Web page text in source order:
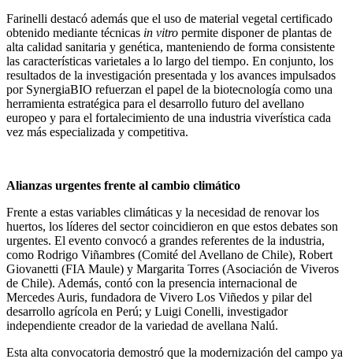
Farinelli destacó además que el uso de material vegetal certificado
obtenido mediante técnicas in vitro permite disponer de plantas de
alta calidad sanitaria y genética, manteniendo de forma consistente
las características varietales a lo largo del tiempo. En conjunto, los
resultados de la investigación presentada y los avances impulsados
por SynergiaBIO refuerzan el papel de la biotecnología como una
herramienta estratégica para el desarrollo futuro del avellano
europeo y para el fortalecimiento de una industria viverística cada
vez más especializada y competitiva.
Alianzas urgentes frente al cambio climático
Frente a estas variables climáticas y la necesidad de renovar los
huertos, los líderes del sector coincidieron en que estos debates son
urgentes. El evento convocó a grandes referentes de la industria,
como Rodrigo Viñambres (Comité del Avellano de Chile), Robert
Giovanetti (FIA Maule) y Margarita Torres (Asociación de Viveros
de Chile). Además, contó con la presencia internacional de
Mercedes Auris, fundadora de Vivero Los Viñedos y pilar del
desarrollo agrícola en Perú; y Luigi Conelli, investigador
independiente creador de la variedad de avellana Nalú.
Esta alta convocatoria demostró que la modernización del campo ya